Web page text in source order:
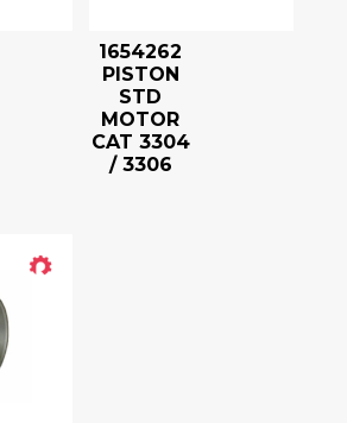
1654262
PISTON
STD
MOTOR
CAT 3304
/ 3306